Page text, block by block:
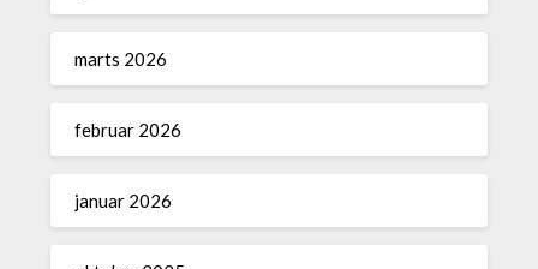
marts 2026
februar 2026
januar 2026